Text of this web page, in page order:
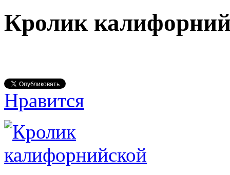
Кролик
Нравится